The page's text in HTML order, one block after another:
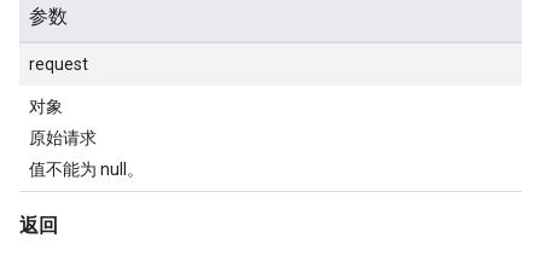
参数
request
对象
原始请求
值不能为 null。
返回